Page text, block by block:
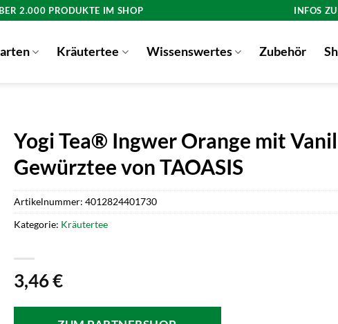
2.000 PRODUKTE IM SHOP INFOS
Kräutertee Wissenswertes Zubehör
Yogi Tea® Ingwer Orange mit
Gewürztee von TAOASIS
3,46€
Artikelnummer: 4012824401730
Kategorie: Kräutertee